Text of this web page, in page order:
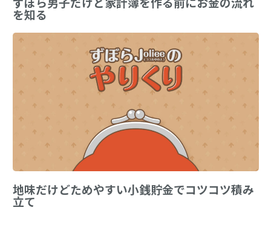
を知る
地味だけどためやすい小銭貯金でコツコツ積み
立て